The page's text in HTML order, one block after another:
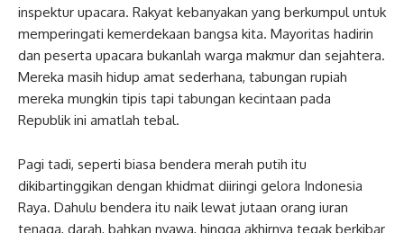
inspektur upacara. Rakyat kebanyakan yang berkumpul untuk
memperingati kemerdekaan bangsa kita. Mayoritas hadirin
dan peserta upacara bukanlah warga makmur dan sejahtera.
Mereka masih hidup amat sederhana, tabungan rupiah
mereka mungkin tipis tapi tabungan kecintaan pada
Republik ini amatlah tebal.
Pagi tadi, seperti biasa bendera merah putih itu
dikibartinggikan dengan khidmat diiringi gelora Indonesia
Raya. Dahulu bendera itu naik lewat jutaan orang iuran
tenaga, darah, bahkan nyawa, hingga akhirnya tegak berkibar